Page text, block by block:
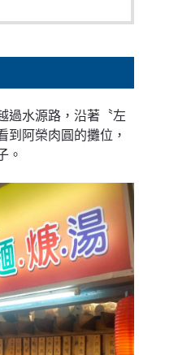
過水源路，沿著〝左
到阿榮肉圓的攤位，
。